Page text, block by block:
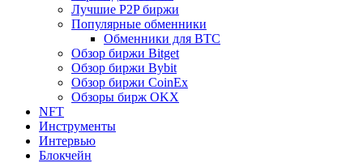
Лучшие P2P биржи
Популярные обменники
Обменники для BTC
Обзор биржи Bitget
Обзор биржи Bybit
Обзор биржи CoinEx
Обзоры бирж OKX
NFT
Инструменты
Интервью
Блокчейн